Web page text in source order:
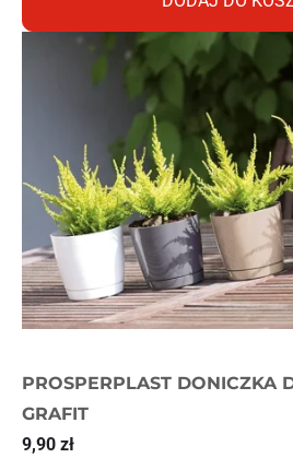
PROSPERPLAST DONICZKA
GRAFIT
9,90 zł